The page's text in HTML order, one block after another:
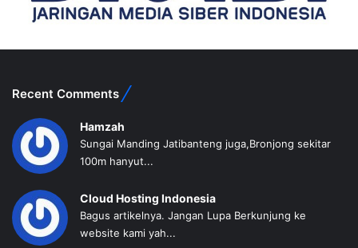
Recent Comments
Hamzah
Sungai Manding Jatibanteng juga,Bronjong sekitar
100m hanyut...
Cloud Hosting Indonesia
Bagus artikelnya. Jangan Lupa Berkunjung ke
website kami yah...